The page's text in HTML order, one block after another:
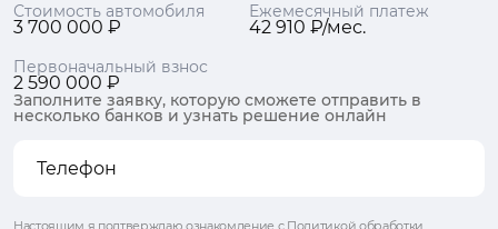
Стоимость автомобиля
3 700 000 ₽
Ежемесячный платеж
42 910 ₽/мес.
Первоначальный взнос
2 590 000 ₽
Заполните заявку, которую сможете отправить в
несколько банков и узнать решение онлайн
Настоящим я подтверждаю ознакомление с Политикой обработки